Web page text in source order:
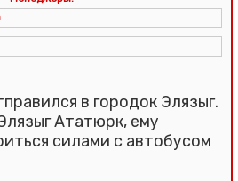
в городок Элязыг.
Ататюрк, ему
силами с автобусом